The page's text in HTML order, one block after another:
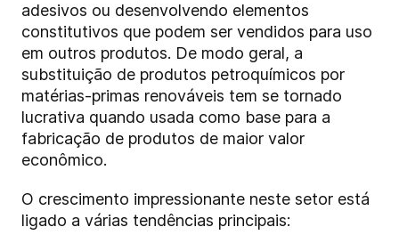
adesivos ou desenvolvendo elementos
constitutivos que podem ser vendidos para uso
em outros produtos. De modo geral, a
substituição de produtos petroquímicos por
matérias-primas renováveis tem se tornado
lucrativa quando usada como base para a
fabricação de produtos de maior valor
econômico.
O crescimento impressionante neste setor está
ligado a várias tendências principais: